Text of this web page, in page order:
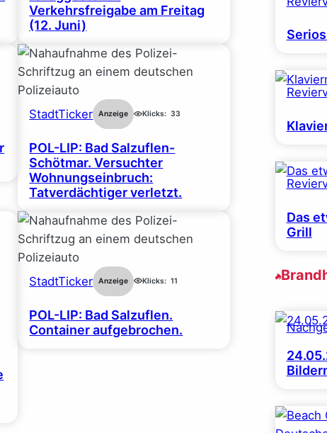
Verkehrsfreigabe am Freitag
(12. Juni)
StadtTicker Anzeige Klicks: 33
POL-LIP: Bad Salzuflen-
Schötmar. Versuchter
Wohnungseinbruch:
Tatverdächtiger verletzt.
StadtTicker Anzeige Klicks: 11
POL-LIP: Bad Salzuflen.
Container aufgebrochen.
Das
Grill